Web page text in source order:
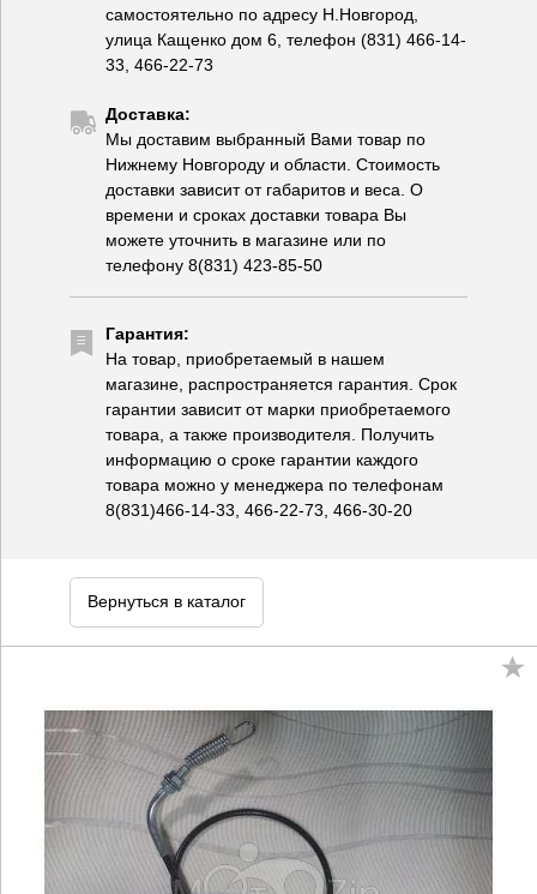
самостоятельно по адресу Н.Новгород,
улица Кащенко дом 6, телефон (831) 466-14-
33, 466-22-73
Доставка:
Мы доставим выбранный Вами товар по
Нижнему Новгороду и области. Стоимость
доставки зависит от габаритов и веса. О
времени и сроках доставки товара Вы
можете уточнить в магазине или по
телефону 8(831) 423-85-50
Гарантия:
На товар, приобретаемый в нашем
магазине, распространяется гарантия. Срок
гарантии зависит от марки приобретаемого
товара, а также производителя. Получить
информацию о сроке гарантии каждого
товара можно у менеджера по телефонам
8(831)466-14-33, 466-22-73, 466-30-20
Вернуться в каталог